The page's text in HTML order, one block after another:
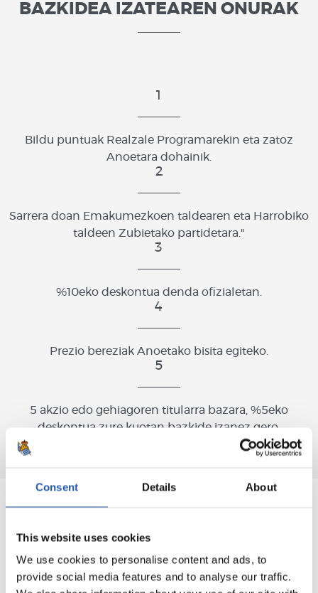
Consent Details About
This website uses cookies
We use cookies to personalise content and ads, to
provide social media features and to analyse our traffic.
BAZKIDEA IZATEAREN ONURAK
Bildu puntuak Realzale Programarekin eta zatoz
Anoetara dohainik.
2
Sarrera doan Emakumezkoen taldearen eta Harrobiko
taldeen Zubietako partidetara."
3
%10eko deskontua denda ofizialetan.
4
Prezio bereziak Anoetako bisita egiteko.
5
5 akzio edo gehiagoren titularra bazara, %5eko
deskontua zure kuotan bazkide izanez gero.
PERTSONEI BIDERATUTAKO
REALA
Realak pertsonei bideratutako kluba izan behar du.
Haiek dira gure sorburua, gure iparra. Hori dela eta, gure